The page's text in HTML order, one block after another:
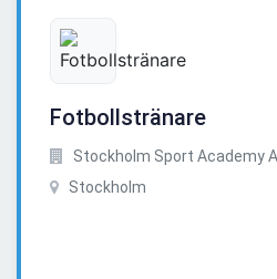
Fotbollstränare
Stockholm Sport Academy
Stockholm